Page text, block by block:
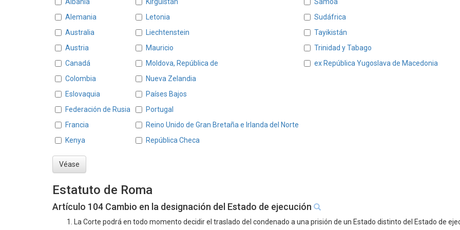
Alemania
Letonia
Sudáfrica
Australia
Liechtenstein
Tayikistán
Austria
Mauricio
Trinidad y Tabago
Canadá
Moldova, República de
ex República Yugoslava de Macedonia
Colombia
Nueva Zelandia
Eslovaquia
Países Bajos
Federación de Rusia
Portugal
Francia
Reino Unido de Gran Bretaña e Irlanda del Norte
Kenya
República Checa
Véase
Estatuto de Roma
Artículo 104 Cambio en la designación del Estado de ejecución
1. La Corte podrá en todo momento decidir el traslado del condenado a una prisión de un Estado distinto del Estado de